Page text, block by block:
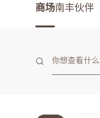
商场南丰伙伴